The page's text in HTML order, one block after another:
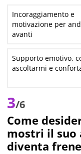
Incoraggiamento e
motivazione per
avanti
Supporto emotivo,
ascoltarmi e
3/6
Come
mostri il suo
diventa